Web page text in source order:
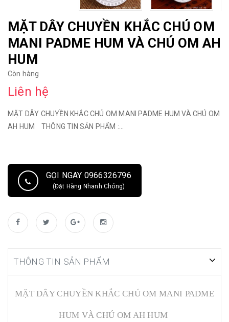
MẶT DÂY CHUYỀN KHẮC CHÚ OM
MANI PADME HUM VÀ CHÚ OM AH
HUM
Còn hàng
Liên hệ
MẶT DÂY CHUYỀN KHẮC CHÚ OM MANI PADME HUM VÀ CHÚ OM
AH HUM THÔNG TIN SẢN PHẨM :...
GỌI NGAY 0966326796
(Đặt Hàng Nhanh Chóng)
THÔNG TIN SẢN PHẨM
MẶT DÂY CHUYỀN KHẮC CHÚ OM MANI PADME
HUM VÀ CHÚ OM AH HUM